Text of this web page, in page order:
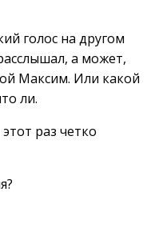
голос на другом
а может,
Максим. Или какой
ли.
раз четко